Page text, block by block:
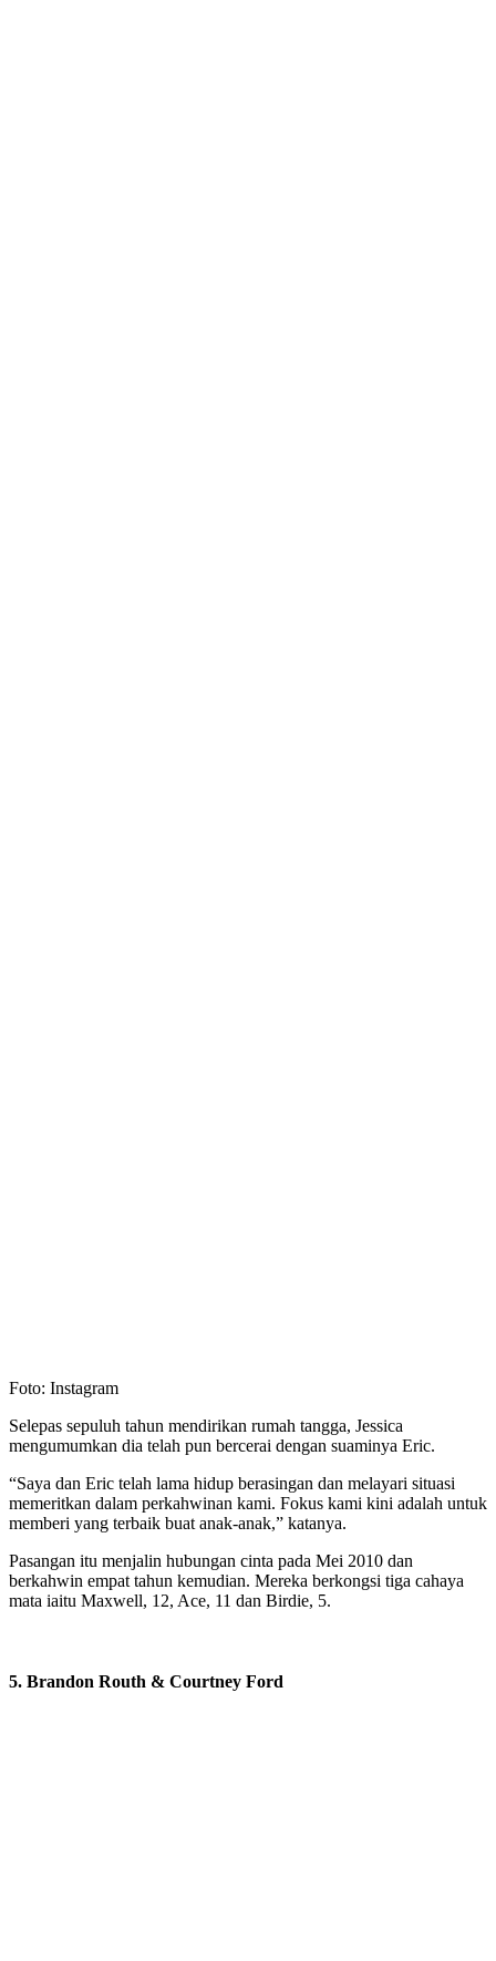
Foto: Instagram
Selepas sepuluh tahun mendirikan rumah tangga, Jessica
mengumumkan dia telah pun bercerai dengan suaminya Eric.
“Saya dan Eric telah lama hidup berasingan dan melayari situasi
memeritkan dalam perkahwinan kami. Fokus kami kini adalah untuk
memberi yang terbaik buat anak-anak,” katanya.
Pasangan itu menjalin hubungan cinta pada Mei 2010 dan
berkahwin empat tahun kemudian. Mereka berkongsi tiga cahaya
mata iaitu Maxwell, 12, Ace, 11 dan Birdie, 5.
5. Brandon Routh & Courtney Ford